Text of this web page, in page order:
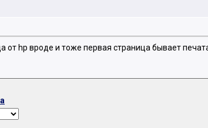
от hp вроде и тоже первая страница бывает